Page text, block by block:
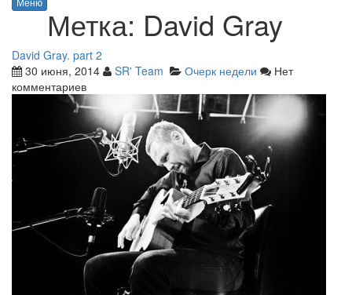
Метка: David Gray
David Gray. part 2
30 июня, 2014
SR' Team Очерк недели
Нет
комментариев